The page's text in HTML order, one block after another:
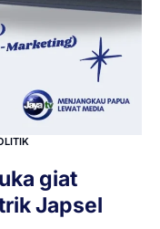
giat
Japsel